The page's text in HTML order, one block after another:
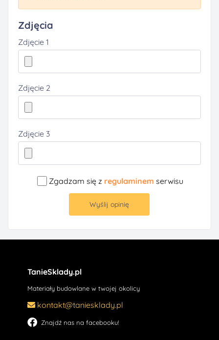
Zdjęcia
Zdjęcie 1
Zdjęcie 2
Zdjęcie 3
Zgadzam się z regulaminem serwisu
Wyślij opinię
TanieSklady.pl
Materiały budowlane w twojej okolicy
kontakt@taniesklady.pl
Znajdź nas na facebooku!